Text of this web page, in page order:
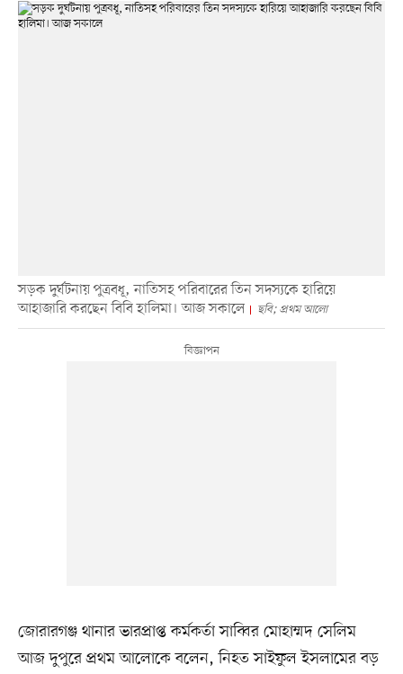
সড়ক দুর্ঘটনায় পুত্রবধূ, নাতিসহ পরিবারের তিন সদস্যকে হারিয়ে
আহাজারি করছেন বিবি হালিমা। আজ সকালে
ছবি; প্রথম আলো
জোরারগঞ্জ থানার ভারপ্রাপ্ত কর্মকর্তা সাব্বির মোহাম্মদ সেলিম
আজ দুপুরে প্রথম আলোকে বলেন, নিহত সাইফুল ইসলামের বড়